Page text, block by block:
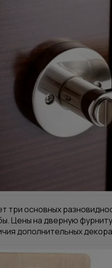
три основных
Цены на дверную
дополнительных